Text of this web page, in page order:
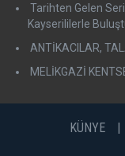
Tarihten Gelen
Kayserililerle
ANTİKACILAR,
MELİKGAZİ
KÜNYE